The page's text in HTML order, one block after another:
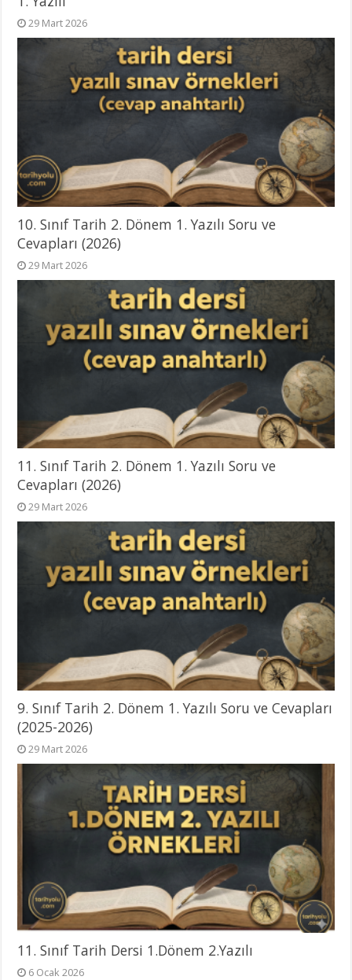
29 Mart 2026
10. Sınıf Tarih 2. Dönem 1. Yazılı Soru ve
Cevapları (2026)
29 Mart 2026
11. Sınıf Tarih 2. Dönem 1. Yazılı Soru ve
Cevapları (2026)
29 Mart 2026
9. Sınıf Tarih 2. Dönem 1. Yazılı Soru ve Cevapları
(2025-2026)
29 Mart 2026
11. Sınıf Tarih Dersi 1.Dönem 2.Yazılı
6 Ocak 2026